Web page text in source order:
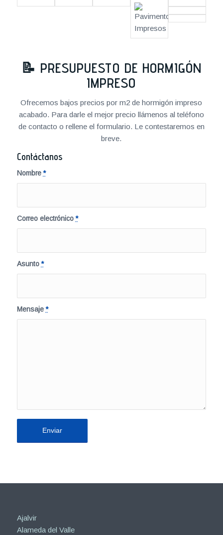
📝 PRESUPUESTO DE HORMIGÓN
IMPRESO
Ofrecemos bajos precios por m2 de hormigón impreso
acabado. Para darle el mejor precio llámenos al teléfono
de contacto o rellene el formulario. Le contestaremos en
breve.
Contáctanos
Nombre*
Correo electrónico*
Asunto*
Mensaje*
Ajalvir
Alameda del Valle